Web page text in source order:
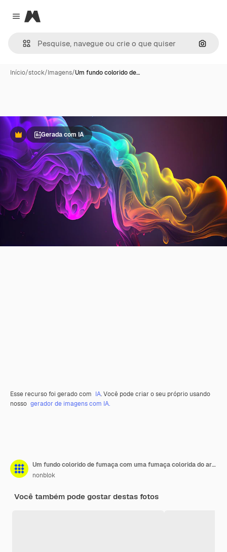
Close menu
Magnific
Início/stock/Imagens/Um fundo colorido de…
PremiumGerada com IA
Esse recurso foi gerado com IA. Você pode criar o seu próprio usando
nosso gerador de imagens com IA.
Um fundo colorido de fumaça com uma fumaça colorida do arco-íris.
nonblok
Você também pode gostar destas fotos